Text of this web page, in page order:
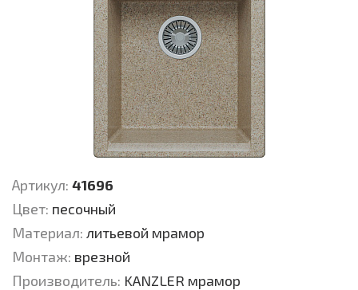
Артикул: 41696
Цвет: песочный
Материал: литьевой мрамор
Монтаж: врезной
Производитель: KANZLER мрамор